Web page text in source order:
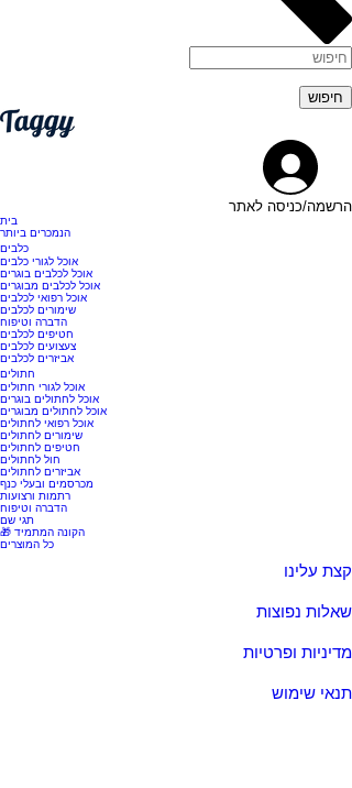
הרשמה/כניסה לאתר
בית
הנמכרים ביותר
כלבים
אוכל לגורי כלבים
אוכל לכלבים בוגרים
אוכל לכלבים מבוגרים
אוכל רפואי לכלבים
שימורים לכלבים
הדברה וטיפוח
חטיפים לכלבים
צעצועים לכלבים
אביזרים לכלבים
חתולים
אוכל לגורי חתולים
אוכל לחתולים בוגרים
אוכל לחתולים מבוגרים
אוכל רפואי לחתולים
שימורים לחתולים
חטיפים לחתולים
חול לחתולים
אביזרים לחתולים
מכרסמים ובעלי כנף
רתמות ורצועות
הדברה וטיפוח
תגי שם
🎁 הקונה המתמיד
כל המוצרים
קצת עלינו
שאלות נפוצות
מדיניות ופרטיות
תנאי שימוש